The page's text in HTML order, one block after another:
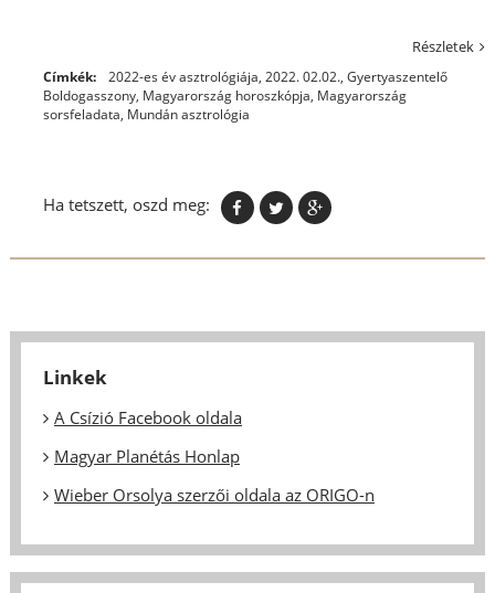
Részletek
Címkék: 2022-es év asztrológiája, 2022. 02.02., Gyertyaszentelő
Boldogasszony, Magyarország horoszkópja, Magyarország
sorsfeladata, Mundán asztrológia
Ha tetszett, oszd meg:
Linkek
A Csízió Facebook oldala
Magyar Planétás Honlap
Wieber Orsolya szerzői oldala az ORIGO-n